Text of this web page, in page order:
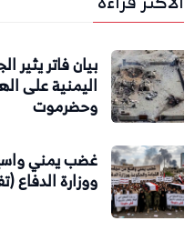
بيان فاتر يثير
اليمنية على
وحضرموت
غضب يمني
ووزارة الدفاع